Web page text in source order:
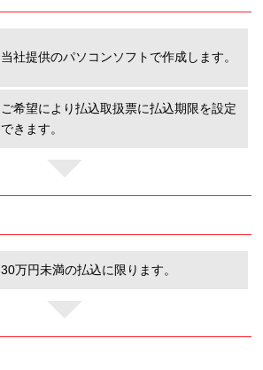
当社提供のパソコンソフトで作成します。
ご希望により払込取扱票に払込期限を設定
できます。
30万円未満の払込に限ります。